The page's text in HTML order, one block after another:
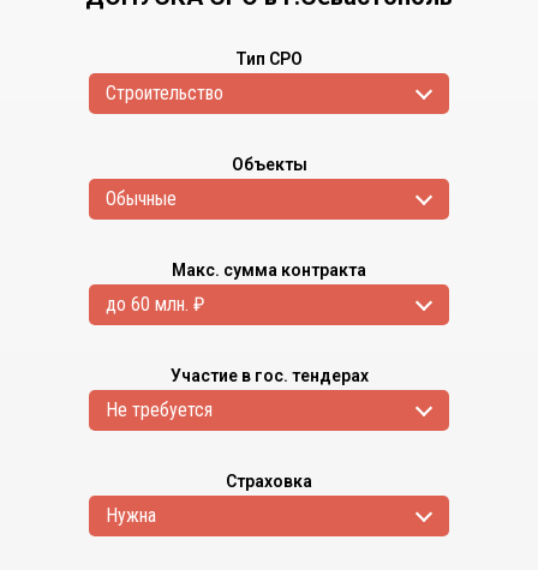
Тип СРО
Cтроительство
Объекты
Обычные
Макс. сумма контракта
до 60 млн. ₽
Участие в гос. тендерах
Не требуется
Страховка
Нужна